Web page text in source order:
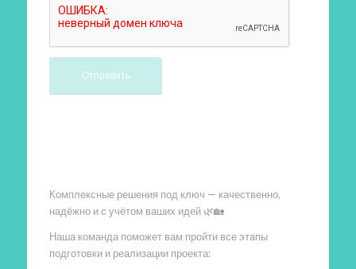
Комплексные решения под ключ — качественно,
надёжно и с учётом ваших идей 🌿🏡
Наша команда поможет вам пройти все этапы
подготовки и реализации проекта: